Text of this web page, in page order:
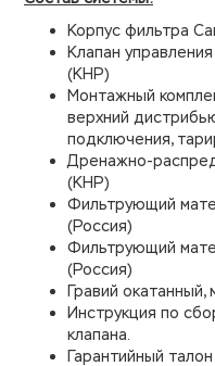
Корпус фильтра
Клапан
(КНР)
Монтажный
верхний
подключения,
Дренажно-
(КНР)
Фильтрующий
(Россия)
Фильтрующий
(Россия)
Гравий
Инструкция по
клапана.
Гарантийный талон